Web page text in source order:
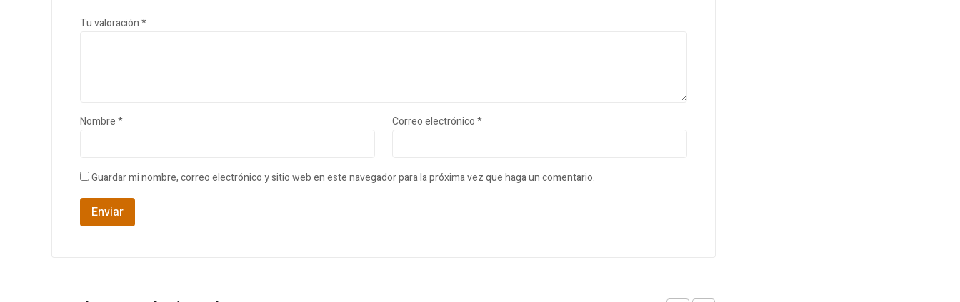
Tu valoración*
Nombre* Correo electrónico*
Guardar mi nombre, correo electrónico y sitio web en este navegador para la próxima vez que haga un comentario.